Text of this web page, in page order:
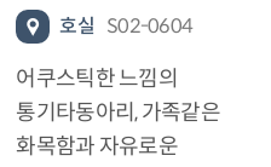
호실 S02-0604
어쿠스틱한 느낌의
통기타동아리, 가족같은
화목함과 자유로운